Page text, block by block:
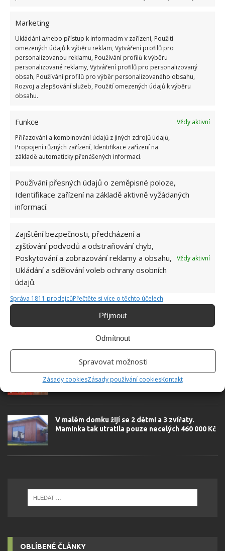
Marketing
Ukládání a/nebo přístup k informacím v zařízení, Použití
omezených údajů k výběru reklam, Vytváření profilů pro
personalizovanou reklamu, Používání profilů k výběru
personalizované reklamy, Vytváření profilů pro personalizovaný
obsah, Používání profilů pro výběr personalizovaného obsahu,
Rozvoj a zlepšování služeb, Použití omezených údajů k výběru
obsahu.
Funkce
Vždy aktivní
Přiřazování a kombinování údajů z jiných zdrojů údajů,
Propojení různých zařízení, Identifikace zařízení na
základě automaticky přenášených informací.
Používání přesných údajů o zeměpisné poloze,
Identifikace zařízení na základě aktivně vyžádaných
informací.
Zajištění bezpečnosti, předcházení a
zjišťování podvodů a odstraňování chyb,
Poskytování a zobrazování reklamy a obsahu,
Ukládání a sdělování voleb ochrany osobních
údajů.
Vždy aktivní
Správa 1811 prodejcůPřečtěte si více o těchto účelech
Příjmout
Odmítnout
Spravovat možnosti
Zásady cookiesZásady používání cookiesKontakt
ARCHITEKTURA
Do redakce Bydlimeutulne.cz se
přidala během svých studií a práce
redaktorky ji tak nadchla, že se
SOUVISEJÍCÍ ČLÁNKY
Jak vymalovat během dopoledne pokojíček než
přijdou děti ze školy domů
Barvy, které prozáří váš domov a probudí ho
opět k životu
V malém domku žijí se 2 dětmi a 3 zvířaty.
Maminka tak utratila pouze necelých 460 000 Kč
OBLÍBENÉ ČLÁNKY